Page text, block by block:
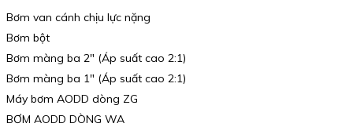
Bơm van cánh chịu lực nặng
Bơm bột
Bơm màng ba 2″ (Áp suất cao 2:1)
Bơm màng ba 1″ (Áp suất cao 2:1)
Máy bơm AODD dòng ZG
BƠM AODD DÒNG WA